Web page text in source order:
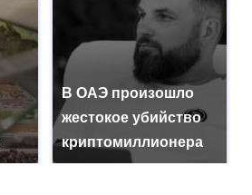
В ОАЭ произошло
жестокое убийство
криптомиллионера